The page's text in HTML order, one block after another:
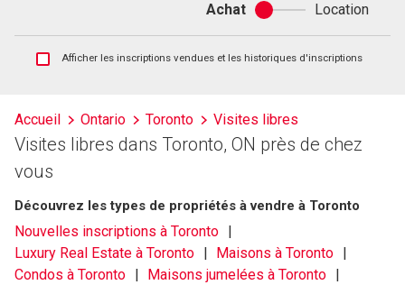
Achat
Achat
ou
location
Location
Afficher
et
les
d'inscriptions
Afficher les inscriptions vendues et les historiques d'inscriptions
Accueil Ontario Toronto Visites libres
Visites libres dans Toronto, ON près de chez
vous
Découvrez les types de propriétés à vendre à Toronto
Nouvelles inscriptions à Toronto
Luxury Real Estate à Toronto
Maisons à Toronto
Condos à Toronto
Maisons jumelées à Toronto